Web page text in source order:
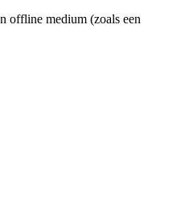
offline medium (zoals een